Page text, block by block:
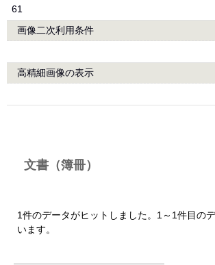
61
画像二次利用条件
高精細画像の表示
文書（簿冊）
1件のデータがヒットしました。1～1件目の
います。